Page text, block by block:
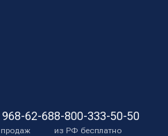
968-62-688-800-333-50-50
из РФ бесплатно